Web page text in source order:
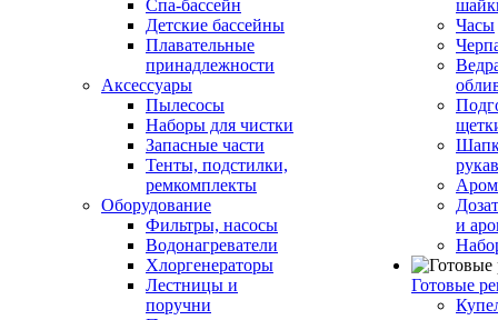
Спа-бассейн
Детские бассейны
Плавательные
принадлежности
Аксессуары
Пылесосы
Наборы для чистки
Запасные части
Тенты, подстилки,
ремкомплекты
Оборудование
Фильтры, насосы
Водонагреватели
Хлоргенераторы
Лестницы и
поручни
Часы
и
Готовые